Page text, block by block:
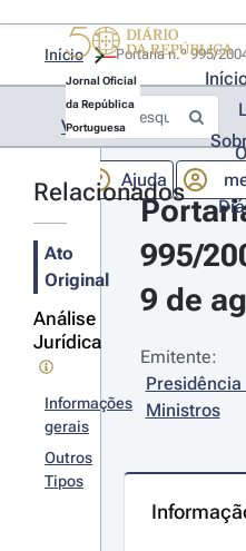
Jornal Oficial
da República
Portuguesa
Ajuda
Início
Voltar
Relacionados
Ato
Original
Análise
Jurídica
Informações
gerais
Outros
Tipos
995/
9 de
Emitente:
Ministros